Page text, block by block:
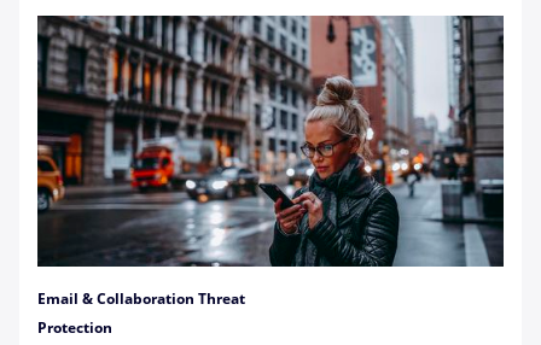
Email & Collaboration Threat
Protection